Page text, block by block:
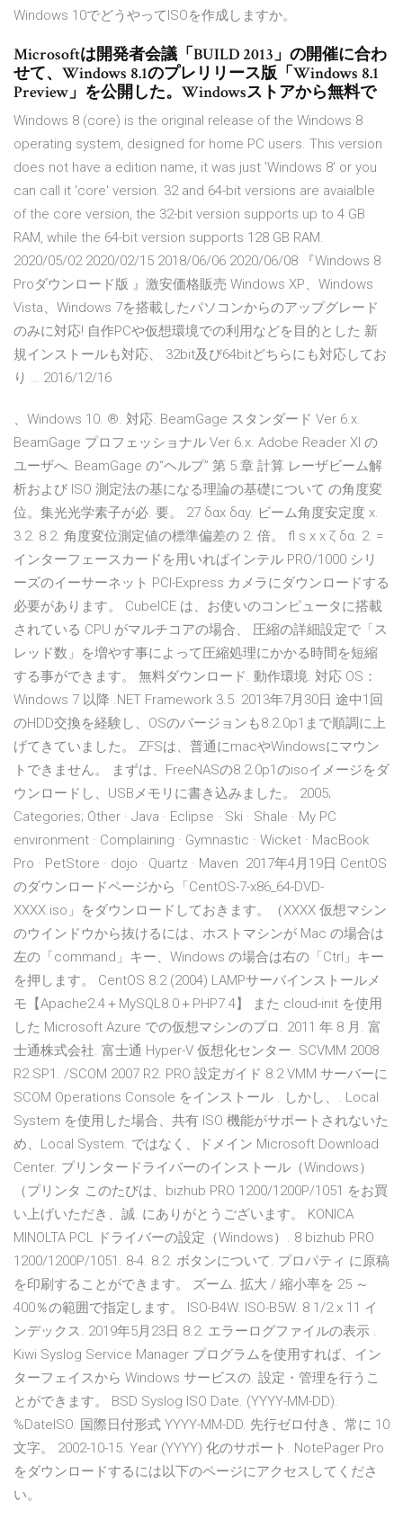
Windows 10でどうやってISOを作成しますか。
Microsoftは開発者会議「BUILD 2013」の開催に合わ
せて、Windows 8.1のプレリリース版「Windows 8.1
Preview」を公開した。Windowsストアから無料で
Windows 8 (core) is the original release of the Windows 8
operating system, designed for home PC users. This version
does not have a edition name, it was just 'Windows 8' or you
can call it 'core' version. 32 and 64-bit versions are avaialble
of the core version, the 32-bit version supports up to 4 GB
RAM, while the 64-bit version supports 128 GB RAM.
2020/05/02 2020/02/15 2018/06/06 2020/06/08 『Windows 8
Proダウンロード版 』激安価格販売 Windows XP、Windows
Vista、Windows 7を搭載したパソコンからのアップグレード
のみに対応! 自作PCや仮想環境での利用などを目的とした 新
規インストールも対応、 32bit及び64bitどちらにも対応してお
り … 2016/12/16
、Windows 10. ®. 対応. BeamGage スタンダード Ver 6.x.
BeamGage プロフェッショナル Ver 6.x. Adobe Reader XI の
ユーザへ. BeamGage の“ヘルプ” 第 5 章 計算 レーザビーム解
析および ISO 測定法の基になる理論の基礎について の角度変
位。集光光学素子が必. 要。 27 δαx δαy. ビーム角度安定度 x.
3.2. 8.2. 角度変位測定値の標準偏差の 2. 倍。 fl s x x ζ δα. 2. =
インターフェースカードを用いればインテル PRO/1000 シリ
ーズのイーサーネット PCI-Express カメラにダウンロードする
必要があります。 CubeICE は、お使いのコンピュータに搭載
されている CPU がマルチコアの場合、 圧縮の詳細設定で「ス
レッド数」を増やす事によって圧縮処理にかかる時間を短縮
する事ができます。 無料ダウンロード. 動作環境. 対応 OS：
Windows 7 以降 .NET Framework 3.5 2013年7月30日 途中1回
のHDD交換を経験し、OSのバージョンも8.2.0p1まで順調に上
げてきていました。 ZFSは、普通にmacやWindowsにマウン
トできません。 まずは、FreeNASの8.2.0p1のisoイメージをダ
ウンロードし、USBメモリに書き込みました。 2005;
Categories; Other · Java · Eclipse · Ski · Shale · My PC
environment · Complaining · Gymnastic · Wicket · MacBook
Pro · PetStore · dojo · Quartz · Maven 2017年4月19日 CentOS
のダウンロードページから「CentOS-7-x86_64-DVD-
XXXX.iso」をダウンロードしておきます。（XXXX 仮想マシン
のウインドウから抜けるには、ホストマシンが Mac の場合は
左の「command」キー、Windows の場合は右の「Ctrl」キー
を押します。 CentOS 8.2 (2004) LAMPサーバインストールメ
モ【Apache2.4＋MySQL8.0＋PHP7.4】 また cloud-init を使用
した Microsoft Azure での仮想マシンのプロ. 2011 年 8 月. 富
士通株式会社. 富士通 Hyper-V 仮想化センター. SCVMM 2008
R2 SP1. /SCOM 2007 R2. PRO 設定ガイド 8.2 VMM サーバーに
SCOM Operations Console をインストール . しかし、. Local
System を使用した場合、共有 ISO 機能がサポートされないた
め、Local System. ではなく、ドメイン Microsoft Download
Center. プリンタードライバーのインストール（Windows）
（プリンタ このたびは、bizhub PRO 1200/1200P/1051 をお買
い上げいただき、誠. にありがとうございます。 KONICA
MINOLTA PCL ドライバーの設定（Windows）. 8 bizhub PRO
1200/1200P/1051. 8-4. 8.2. ボタンについて. プロパティ に原稿
を印刷することができます。 ズーム. 拡大 / 縮小率を 25 ～
400％の範囲で指定します。 ISO-B4W. ISO-B5W. 8 1/2 x 11 イ
ンデックス. 2019年5月23日 8.2. エラーログファイルの表示 .
Kiwi Syslog Service Manager プログラムを使用すれば、イン
ターフェイスから Windows サービスの. 設定・管理を行うこ
とができます。 BSD Syslog ISO Date. (YYYY-MM-DD).
%DateISO. 国際日付形式 YYYY-MM-DD. 先行ゼロ付き、常に 10
文字。 2002-10-15. Year (YYYY) 化のサポート. NotePager Pro
をダウンロードするには以下のページにアクセスしてくださ
い。